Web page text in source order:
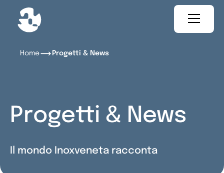
Home Progetti & News
Progetti & News
Il mondo Inoxveneta racconta